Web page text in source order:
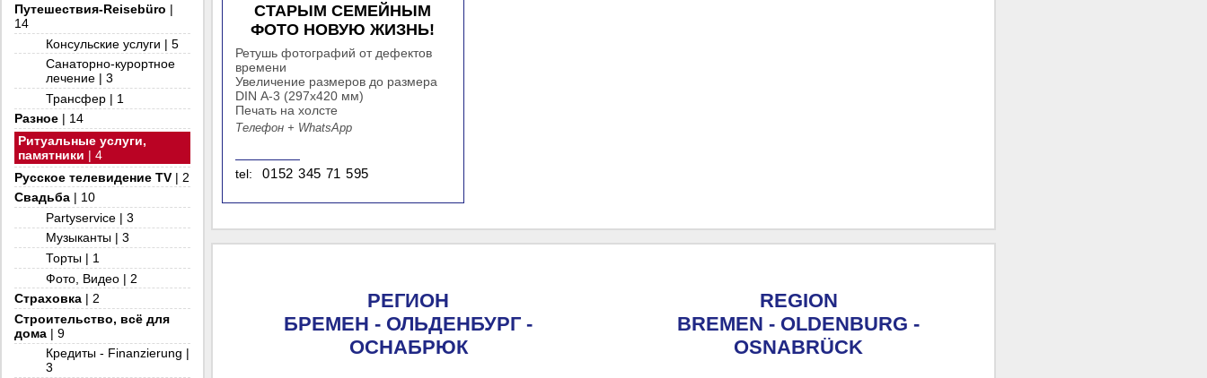
Путешествия-Reisebüro |
14
Консульские услуги | 5
Санаторно-курортное
лечение | 3
Трансфер | 1
Разное | 14
Ритуальные услуги,
памятники | 4
Русское телевидение TV | 2
Свадьба | 10
Partyservice | 3
Музыканты | 3
Торты | 1
Фото, Видео | 2
Страховка | 2
Строительство, всё для
дома | 9
Кредиты - Finanzierung |
3
СТАРЫМ СЕМЕЙНЫМ
ФОТО НОВУЮ ЖИЗНЬ!
Ретушь фотографий от дефектов
времени
Увеличение размеров до размера
DIN А-3 (297х420 мм)
Печать на холсте
Телефон + WhatsApp
tel: 0152 345 71 595
РЕГИОН
БРЕМЕН - ОЛЬДЕНБУРГ -
ОСНАБРЮК
REGION
BREMEN - OLDENBURG -
OSNABRÜCK